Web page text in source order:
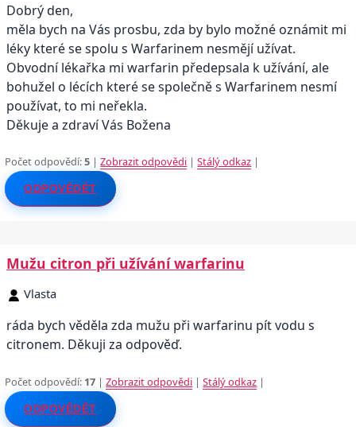
Dobrý den,
měla bych na Vás prosbu, zda by bylo možné oznámit mi
léky které se spolu s Warfarinem nesmějí užívat.
Obvodní lékařka mi warfarin předepsala k užívání, ale
bohužel o lécích které se společně s Warfarinem nesmí
používat, to mi neřekla.
Děkuje a zdraví Vás Božena
Počet odpovědí:5 |Zobrazit odpovědi |Stálý odkaz |
ODPOVĚDĚT
Mužu citron při užívání warfarinu
Vlasta
ráda bych věděla zda mužu při warfarinu pít vodu s
citronem. Děkuji za odpověď.
Počet odpovědí: 17 |Zobrazit odpovědi |Stálý odkaz |
ODPOVĚDĚT